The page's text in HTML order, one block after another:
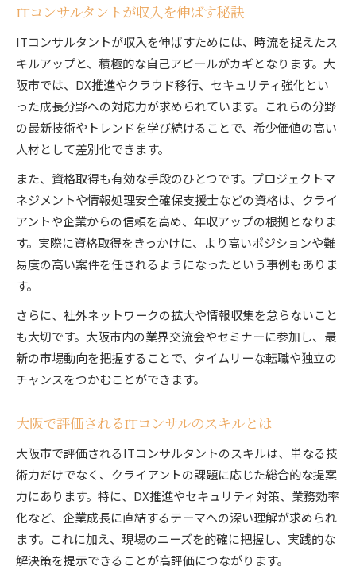
ITコンサルタントが収入を伸ばす秘訣
ITコンサルタントが収入を伸ばすためには、時流を捉えたス
キルアップと、積極的な自己アピールがカギとなります。大
阪市では、DX推進やクラウド移行、セキュリティ強化とい
った成長分野への対応力が求められています。これらの分野
の最新技術やトレンドを学び続けることで、希少価値の高い
人材として差別化できます。
また、資格取得も有効な手段のひとつです。プロジェクトマ
ネジメントや情報処理安全確保支援士などの資格は、クライ
アントや企業からの信頼を高め、年収アップの根拠となりま
す。実際に資格取得をきっかけに、より高いポジションや難
易度の高い案件を任されるようになったという事例もありま
す。
さらに、社外ネットワークの拡大や情報収集を怠らないこと
も大切です。大阪市内の業界交流会やセミナーに参加し、最
新の市場動向を把握することで、タイムリーな転職や独立の
チャンスをつかむことができます。
大阪で評価されるITコンサルのスキルとは
大阪市で評価されるITコンサルタントのスキルは、単なる技
術力だけでなく、クライアントの課題に応じた総合的な提案
力にあります。特に、DX推進やセキュリティ対策、業務効率
化など、企業成長に直結するテーマへの深い理解が求められ
ます。これに加え、現場のニーズを的確に把握し、実践的な
解決策を提示できることが高評価につながります。